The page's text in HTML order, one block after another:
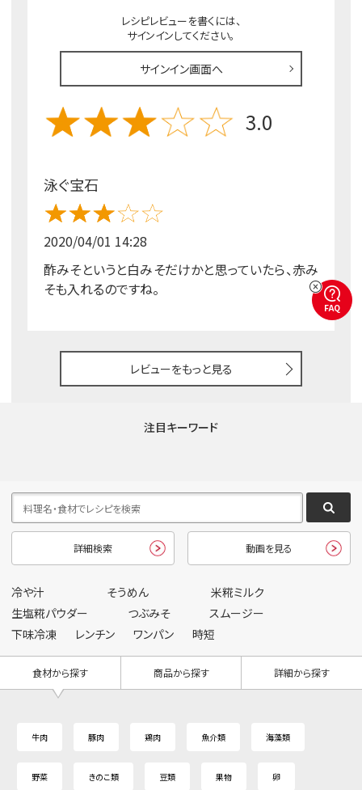
レシピレビューを書くには、
サインインしてください。
サインイン画面へ
3.0
泳ぐ宝石
2020/04/01 14:28
酢みそというと白みそだけかと思っていたら、赤み
そも入れるのですね。
レビューをもっと見る
注目キーワード
詳細検索 動画を見る
冷や汁 そうめん
米糀ミルク
生塩糀パウダー
つぶみそ
スムージー
下味冷凍
レンチン ワンパン 時短
食材から探す 商品から探す 詳細から探す
牛肉 豚肉 鶏肉 魚介類 海藻類
野菜 きのこ類 豆類 果物 卵
FAQ